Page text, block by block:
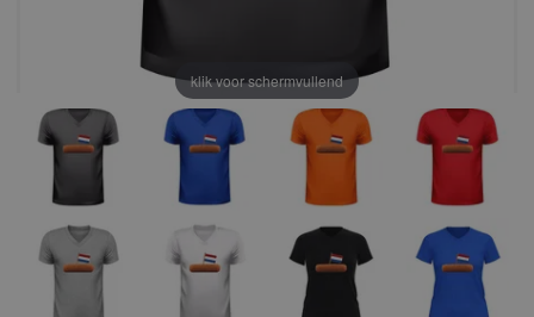
klik voor schermvullend